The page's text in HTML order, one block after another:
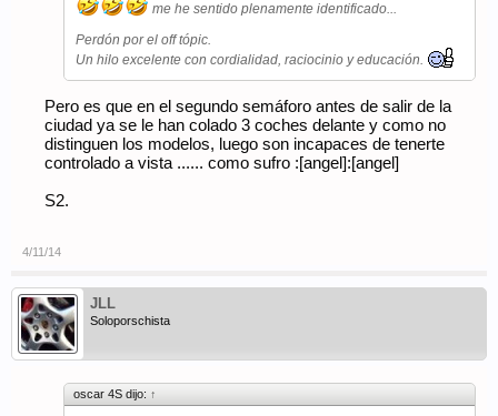
me he sentido plenamente identificado...
Perdón por el off tópic.
Un hilo excelente con cordialidad, raciocinio y educación.
Pero es que en el segundo semáforo antes de salir de la
ciudad ya se le han colado 3 coches delante y como no
distinguen los modelos, luego son incapaces de tenerte
controlado a vista ...... como sufro :[angel]:[angel]
S2.
4/11/14
JLL
Soloporschista
oscar 4S dijo: ↑